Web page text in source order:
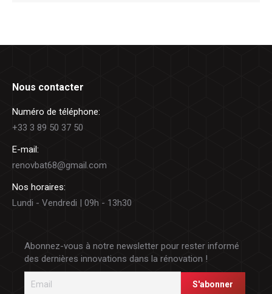
Nous contacter
Numéro de téléphone:
+33 3 89 50 37 50
E-mail:
renovbat68@gmail.com
Nos horaires:
Lundi - Vendredi | 09h - 13h30
Abonnez-vous à notre newsletter pour rester informé
des dernières innovations dans la rénovation !